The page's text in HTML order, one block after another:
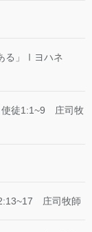
る」Ⅰヨハネ
使徒1:1~9 庄司牧
庄司牧師